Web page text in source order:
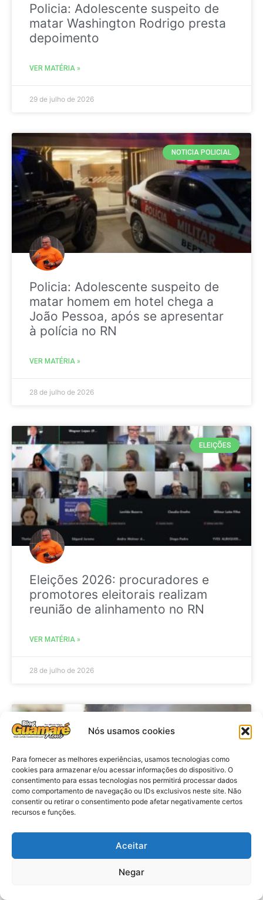
Nós usamos cookies
Para fornecer as melhores experiências, usamos tecnologias como
cookies para armazenar e/ou acessar informações do dispositivo. O
consentimento para essas tecnologias nos permitirá processar dados
como comportamento de navegação ou IDs exclusivos neste site. Não
consentir ou retirar o consentimento pode afetar negativamente certos
recursos e funções.
Aceitar
Negar
Policia: Adolescente suspeito de
matar Washington Rodrigo presta
depoimento
VER MATÉRIA »
29 de julho de 2026
NOTICIA POLICIAL
Policia: Adolescente suspeito de
matar homem em hotel chega a
João Pessoa, após se apresentar
à polícia no RN
VER MATÉRIA »
28 de julho de 2026
ELEIÇÕES
Eleições 2026: procuradores e
promotores eleitorais realizam
reunião de alinhamento no RN
VER MATÉRIA »
28 de julho de 2026
Policia: Operação prende cinco
investigados por tráfico de drogas